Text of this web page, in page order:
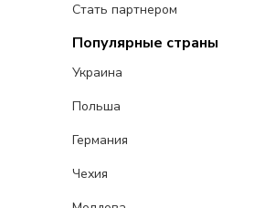
Стать партнером
Популярные страны
Украина
Польша
Германия
Чехия